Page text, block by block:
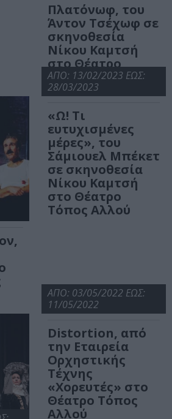
Πλατόνωφ, του
Άντον Τσέχωφ σε
σκηνοθεσία
Νίκου Καμτσή
στο Θέατρο
Τόπος Αλλού
ΑΠΟ: 13/02/2023 ΕΩΣ:
28/03/2023
«Ω! Τι
ευτυχισμένες
μέρες», του
Σάμιουελ Μπέκετ
σε σκηνοθεσία
Νίκου Καμτσή
στο Θέατρο
Τόπος Αλλού
ΑΠΟ: 03/05/2022 ΕΩΣ:
11/05/2022
Distortion, από
την Εταιρεία
Ορχηστικής
Τέχνης
«Χορευτές» στο
Θέατρο Τόπος
Αλλού